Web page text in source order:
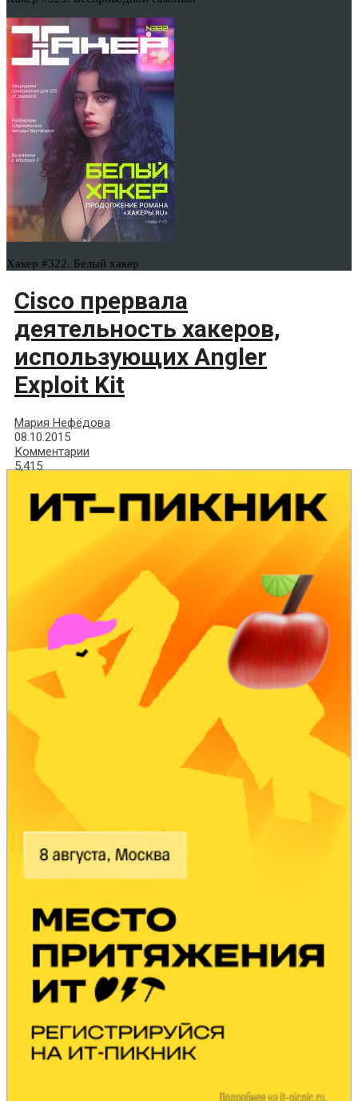
Хакер #322. Белый хакер
Cisco прервала
деятельность хакеров,
использующих Angler
Exploit Kit
Мария Нефёдова
08.10.2015
Комментарии
5,415